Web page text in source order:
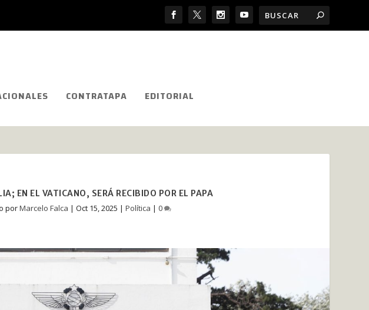
CONTRATAPA EDITORIAL
EN EL VATICANO, SERÁ RECIBIDO POR EL PAPA
porMarcelo Falca | Oct 15, 2025 | Política | 0